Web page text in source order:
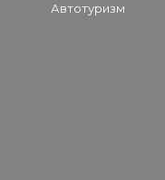
Автотуризм